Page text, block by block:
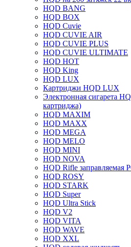
HQD BANG
HQD BOX
HQD Cuvie
HQD CUVIE AIR
HQD CUVIE PLUS
HQD CUVIE ULTIMATE
HQD HOT
HQD King
HQD LUX
Картриджи HQD LUX
Электронная сигарета
картриджа)
HQD MAXIM
HQD MAXX
HQD MEGA
HQD MELO
HQD MINI
HQD NOVA
HQD Rifle заправляемая
HQD ROSY
HQD STARK
HQD Super
HQD Ultra Stick
HQD V2
HQD VITA
HQD WAVE
HQD XXL